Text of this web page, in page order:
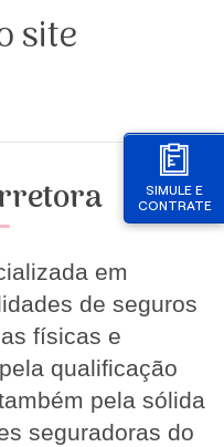
SIMULE E
CONTRATE
em
de seguros
físicas e
qualificação
pela sólida
seguradoras do